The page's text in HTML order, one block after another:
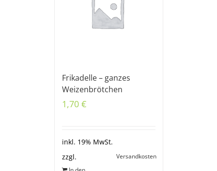
Frikadelle – ganzes
Weizenbrötchen
1,70 €
inkl. 19% MwSt.
zzgl.
Versandkosten